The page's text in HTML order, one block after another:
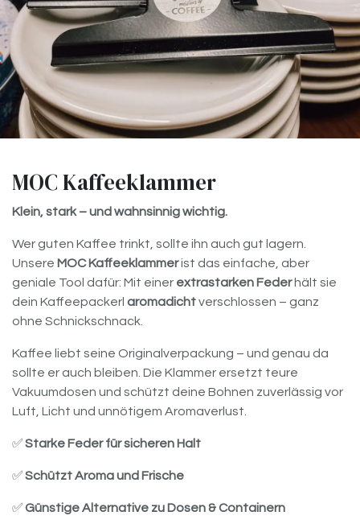
MOC Kaffeeklammer
Klein, stark – und wahnsinnig wichtig.
Wer guten Kaffee trinkt, sollte ihn auch gut lagern.
Unsere MOC Kaffeeklammerist das einfache, aber
geniale Tool dafür: Mit einer extrastarken Federhält sie
dein Kaffeepackerl aromadichtverschlossen – ganz
ohne Schnickschnack.
Kaffee liebt seine Originalverpackung – und genau da
sollte er auch bleiben. Die Klammer ersetzt teure
Vakuumdosen und schützt deine Bohnen zuverlässig vor
Luft, Licht und unnötigem Aromaverlust.
✅Starke Feder für sicheren Halt
✅Schützt Aroma und Frische
✅Günstige Alternative zu Dosen & Containern